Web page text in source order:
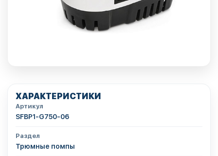
ХАРАКТЕРИСТИКИ
Артикул
SFBP1-G750-06
Раздел
Трюмные помпы